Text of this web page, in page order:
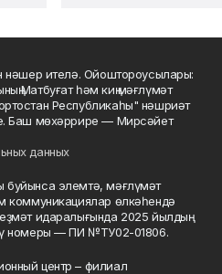
нәшер ителә. Ойоштороусылары:
Матбуғат һәм киң мәғлүмәт
Республикаһы" нәшриәт
Баш мөхәррире — Мирсәйет
данных
буйынса элемтә, мәғлүмәт
коммуникациялар өлкәһендә
идаралығында 2025 йылдың
номеры — ПИ №ТУ02-01806.
центр – филиал